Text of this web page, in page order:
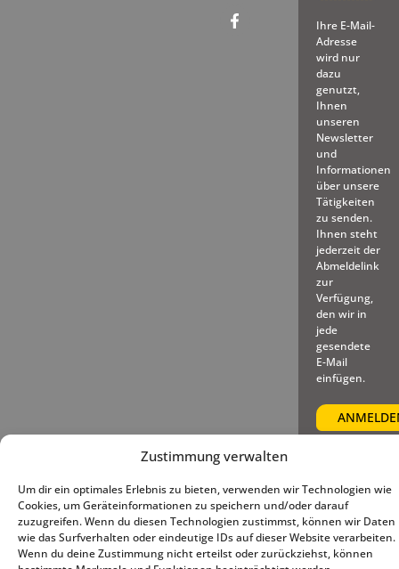
Zustimmung verwalten
Um dir ein optimales Erlebnis zu bieten, verwenden wir Technologien wie
Cookies, um Geräteinformationen zu speichern und/oder darauf
zuzugreifen. Wenn du diesen Technologien zustimmst, können wir Daten
wie das Surfverhalten oder eindeutige IDs auf dieser Website verarbeiten.
Wenn du deine Zustimmung nicht erteilst oder zurückziehst, können
Ihre E-Mail-
Adresse
wird nur
dazu
genutzt,
Ihnen
unseren
Newsletter
und
Informationen
über unsere
Tätigkeiten
zu senden.
Ihnen steht
jederzeit der
Abmeldelink
zur
Verfügung,
den wir in
jede
gesendete
E-Mail
einfügen.
© 2025 – Deutscher Baseball
und Softball Verband e.V.
Impressum|Datenschutz|
Cookie-Richtlinie (EU)